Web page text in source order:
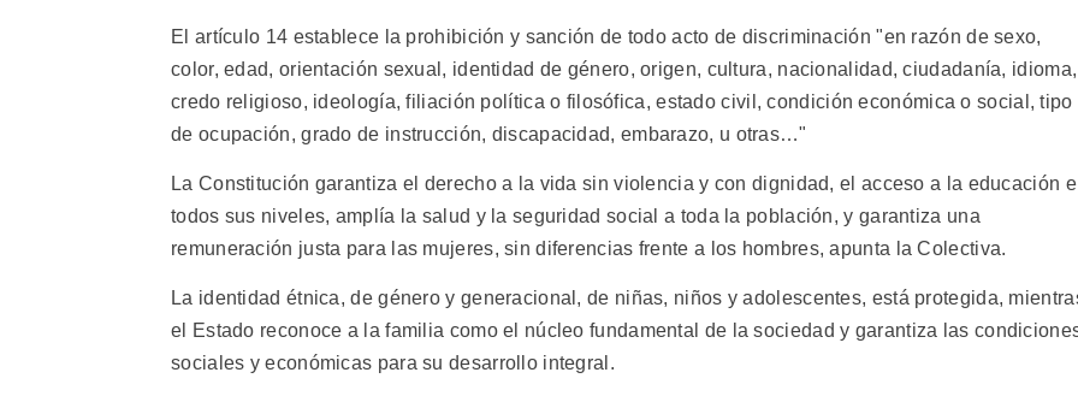
El artículo 14 establece la prohibición y sanción de todo acto de discriminación "en razón de sexo,
color, edad, orientación sexual, identidad de género, origen, cultura, nacionalidad, ciudadanía, idioma,
credo religioso, ideología, filiación política o filosófica, estado civil, condición económica o social, tipo
de ocupación, grado de instrucción, discapacidad, embarazo, u otras…"
La Constitución garantiza el derecho a la vida sin violencia y con dignidad, el acceso a la educación
todos sus niveles, amplía la salud y la seguridad social a toda la población, y garantiza una
remuneración justa para las mujeres, sin diferencias frente a los hombres, apunta la Colectiva.
La identidad étnica, de género y generacional, de niñas, niños y adolescentes, está protegida,
el Estado reconoce a la familia como el núcleo fundamental de la sociedad y garantiza las
sociales y económicas para su desarrollo integral.